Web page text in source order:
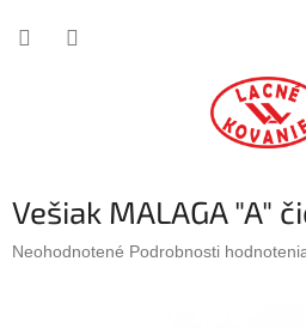
Vešiak MALAGA "A"
Priemerné
Neohodnotené Podrobnosti